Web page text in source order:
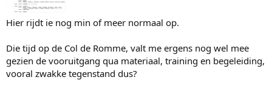
Hier rijdt ie nog min of meer normaal op.
Die tijd op de Col de Romme, valt me ergens nog wel mee
gezien de vooruitgang qua materiaal, training en begeleiding,
vooral zwakke tegenstand dus?